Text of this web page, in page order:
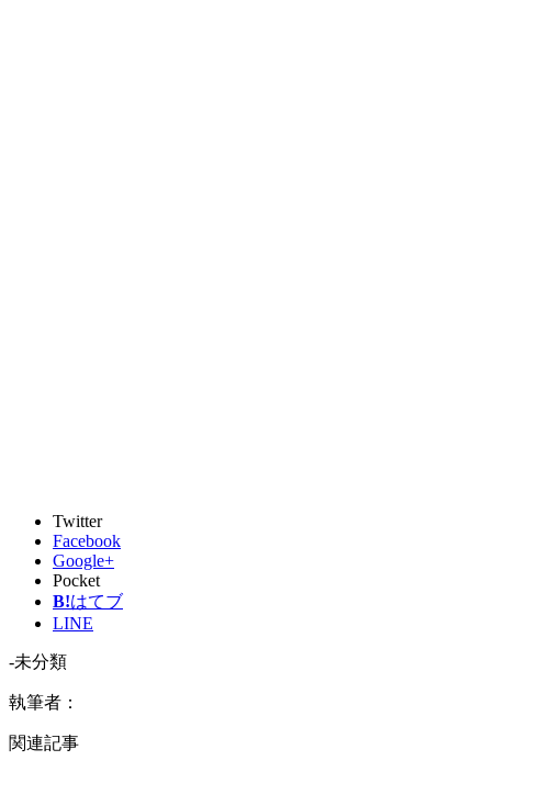
Twitter
Facebook
Google+
Pocket
B!はてブ
LINE
-未分類
執筆者：
関連記事